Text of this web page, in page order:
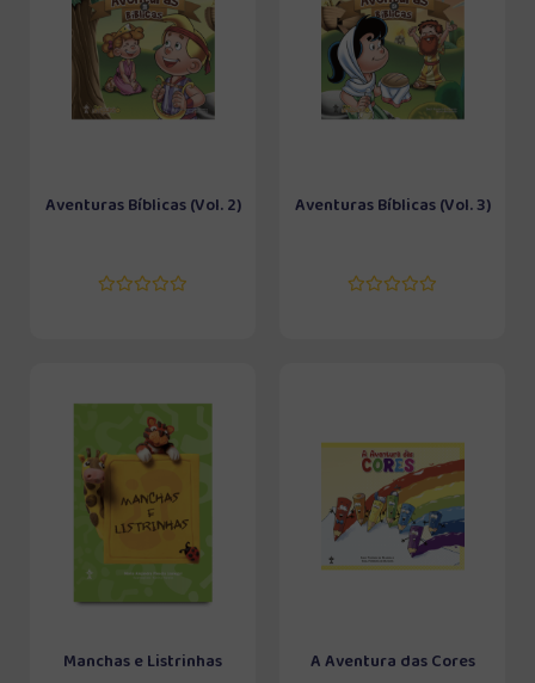
Aventuras Bíblicas (Vol. 2) Aventuras Bíblicas (Vol. 3)
Manchas e Listrinhas A Aventura das Cores